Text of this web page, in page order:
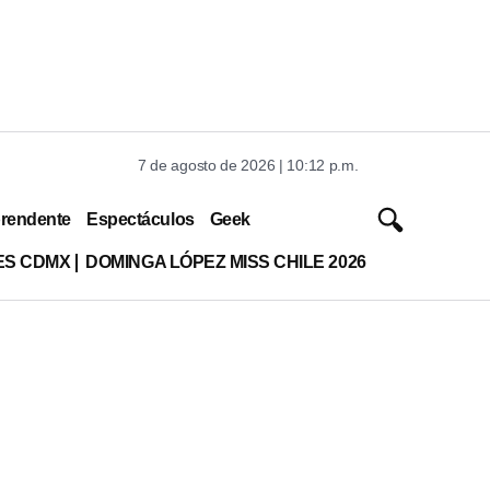
7 de agosto de 2026 | 10:12 p.m.
Espectáculos Geek
CDMX DOMINGA LÓPEZ MISS CHILE 2026